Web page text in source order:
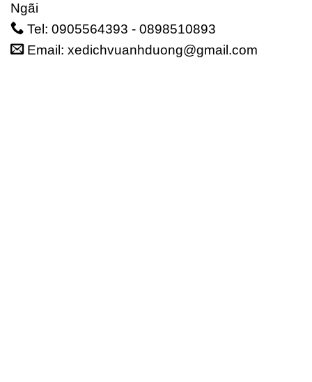
Ngãi
Tel: 0905564393 - 0898510893
Email: xedichvuanhduong@gmail.com